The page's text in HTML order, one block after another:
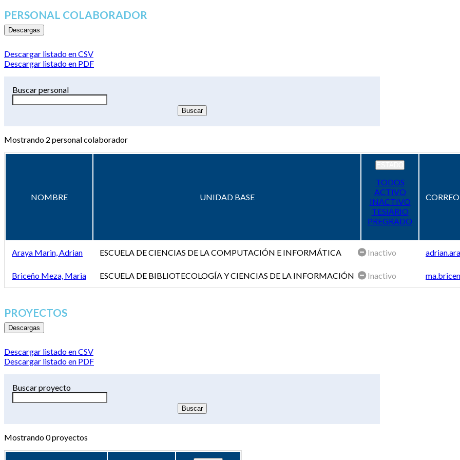
PERSONAL COLABORADOR
Descargas
Descargar listado en CSV
Descargar listado en PDF
Buscar personal
Mostrando 2 personal colaborador
NOMBRE UNIDAD BASE
TODOS
ACTIVO
INACTIVO
TESIARIO
PREGRADO
Araya Marin, Adrian ESCUELA DE CIENCIAS DE LA COMPUTACIÓN E INFORMÁTICA Inactivo
Briceño Meza, Maria ESCUELA DE BIBLIOTECOLOGÍA Y CIENCIAS DE LA INFORMACIÓN Inactivo
PROYECTOS
Descargas
Descargar listado en CSV
Descargar listado en PDF
Buscar proyecto
Mostrando0proyectos